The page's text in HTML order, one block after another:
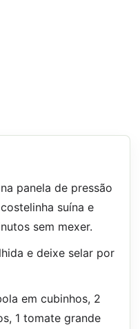
panela de pressão
suína e
sem mexer.
e deixe selar por
em cubinhos, 2
1 tomate grande